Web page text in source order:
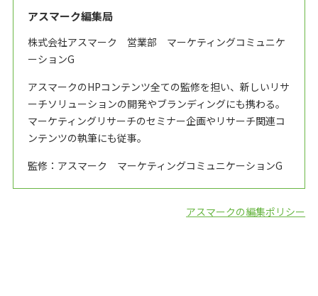
アスマーク編集局
株式会社アスマーク 営業部 マーケティングコミュニケ
ーションG
アスマークのHPコンテンツ全ての監修を担い、新しいリサ
ーチソリューションの開発やブランディングにも携わる。
マーケティングリサーチのセミナー企画やリサーチ関連コ
ンテンツの執筆にも従事。
監修：アスマーク マーケティングコミュニケーションG
アスマークの編集ポリシー